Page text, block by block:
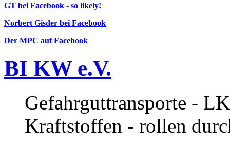
GT bei Facebook - so likely!
Norbert Gisder bei Facebook
Der MPC auf Facebook
BI KW e.V.
Gefahrguttransporte -
Kraftstoffen - rollen